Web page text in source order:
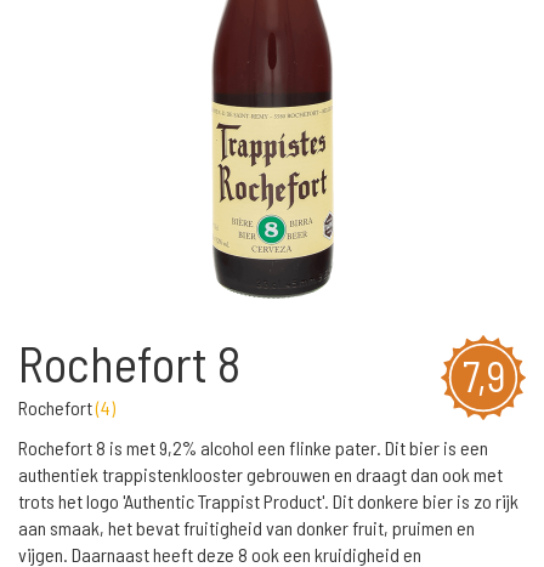
7,9
Rochefort 8
Rochefort(4)
Rochefort 8 is met 9,2% alcohol een flinke pater. Dit bier is een
authentiek trappistenklooster gebrouwen en draagt dan ook met
trots het logo 'Authentic Trappist Product'. Dit donkere bier is zo rijk
aan smaak, het bevat fruitigheid van donker fruit, pruimen en
vijgen. Daarnaast heeft deze 8 ook een kruidigheid en